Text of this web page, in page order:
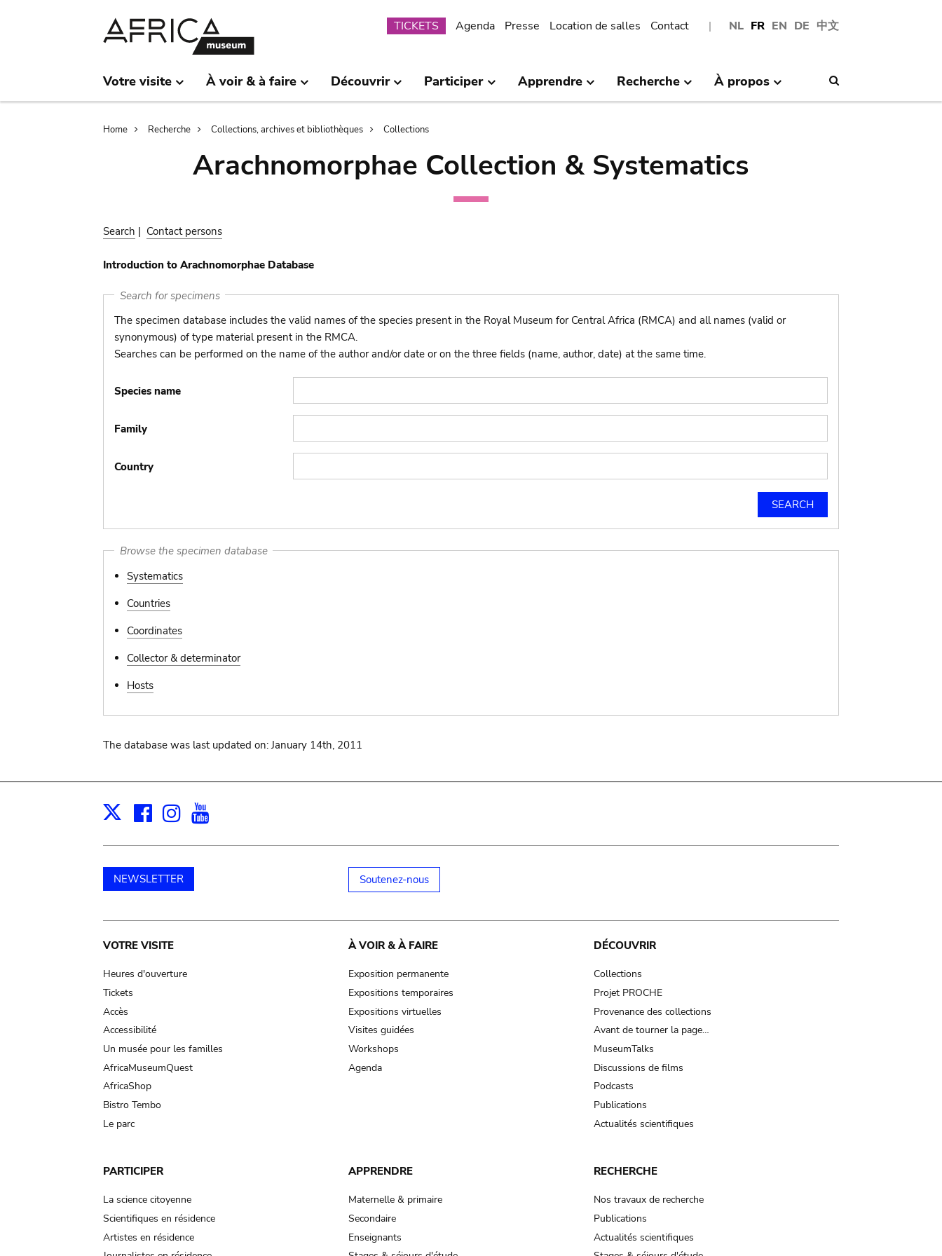
NL FR EN DE 中文
Submenu
TICKETS Agenda Presse Location de salles Contact
Votre visite À voir & à faire Découvrir Participer Apprendre Recherche À propos
Breadcrumb
Home Recherche Collections, archives et bibliothèques Collections
Arachnomorphae Collection & Systematics
Search | Contact persons
Introduction to Arachnomorphae Database
Search for specimens
The specimen database includes the valid names of the species present in the Royal Museum for Central Africa (RMCA) and all names (valid or
synonymous) of type material present in the RMCA.
Searches can be performed on the name of the author and/or date or on the three fields (name, author, date) at the same time.
Species name
Family
Country
Browse the specimen database
Systematics
Countries
Coordinates
Collector & determinator
Hosts
The database was last updated on: January 14th, 2011
X Facebook
Instagram
NEWSLETTER Soutenez-nous
Main
navigation
VOTRE VISITE
Heures d'ouverture
Tickets
Accès
Accessibilité
Un musée pour les familles
AfricaMuseumQuest
AfricaShop
Bistro Tembo
Le parc
À VOIR & À FAIRE
Exposition permanente
Expositions temporaires
Expositions virtuelles
Visites guidées
Workshops
Agenda
DÉCOUVRIR
Collections
Projet PROCHE
Provenance des collections
Avant de tourner la page…
MuseumTalks
Discussions de films
Podcasts
Publications
Actualités scientifiques
PARTICIPER
La science citoyenne
Scientifiques en résidence
Artistes en résidence
APPRENDRE
Maternelle & primaire
Secondaire
Enseignants
RECHERCHE
Nos travaux de recherche
Publications
Actualités scientifiques